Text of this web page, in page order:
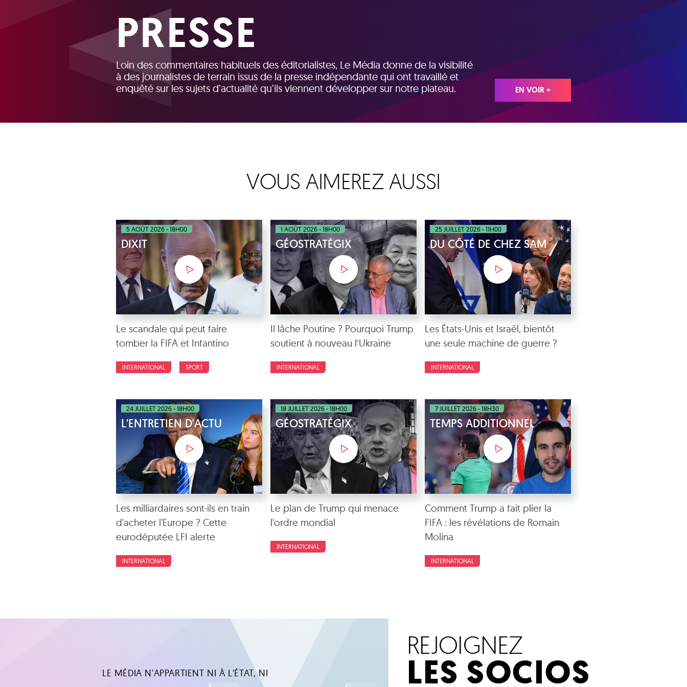
PRESSE
Loin des commentaires habituels des éditorialistes, Le Média donne de la visibilité
à des journalistes de terrain issus de la presse indépendante qui ont travaillé et
enquêté sur les sujets d’actualité qu’ils viennent développer sur notre plateau.
EN VOIR +
VOUS AIMEREZ AUSSI
5 AOÛT 2026 - 18H00
DIXIT
Le scandale qui peut faire
tomber la FIFA et Infantino
INTERNATIONAL SPORT
1 AOÛT 2026 - 18H00
GÉOSTRATÉGIX
Il lâche Poutine ? Pourquoi Trump
soutient à nouveau l’Ukraine
INTERNATIONAL
25 JUILLET 2026 - 11H00
DU CÔTÉ DE CHEZ SAM
Les États-Unis et Israël, bientôt
une seule machine de guerre ?
INTERNATIONAL
24 JUILLET 2026 - 18H00
L'ENTRETIEN D'ACTU
Les milliardaires sont-ils en train
d'acheter l'Europe ? Cette
eurodéputée LFI alerte
INTERNATIONAL
18 JUILLET 2026 - 18H00
GÉOSTRATÉGIX
Le plan de Trump qui menace
l'ordre mondial
INTERNATIONAL
7 JUILLET 2026 - 18H30
TEMPS ADDITIONNEL
Comment Trump a fait plier la
FIFA : les révélations de Romain
Molina
INTERNATIONAL
LE MÉDIA N'APPARTIENT NI À L'ÉTAT, NI
REJOIGNEZ
LES SOCIOS